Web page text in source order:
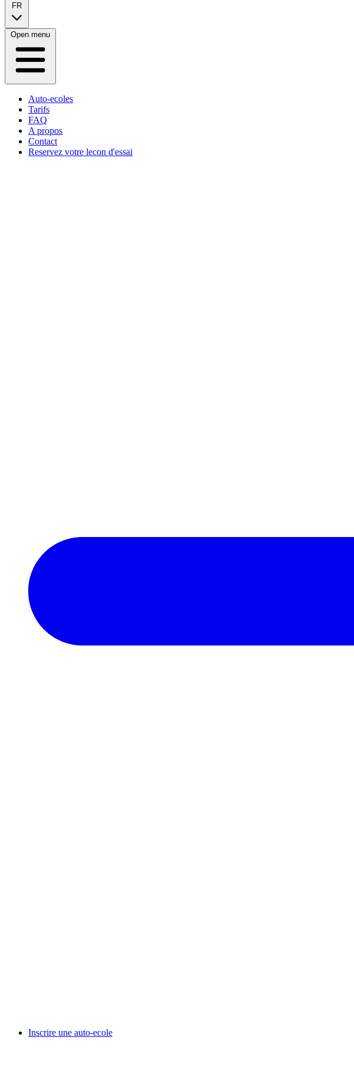
FR
Open menu
Auto-ecoles
Tarifs
FAQ
A propos
Contact
Reservez votre lecon d'essai
Inscrire une auto-ecole